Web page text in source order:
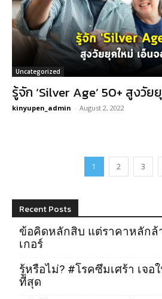
Uncategorized
รู้จัก ‘Silver Age’ 50+ สูงวัย
kinyupen_admin - August 2, 2022
1 2 3
Recent Posts
ข้อคิดหลักสิบ แต่ราคาหลักล้
เกอร์
รู้หรือไม่? #โรคซึมเศร้า เจ
ที่สุด